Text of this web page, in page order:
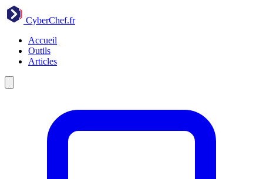
CyberChef.fr
Accueil
Outils
Articles